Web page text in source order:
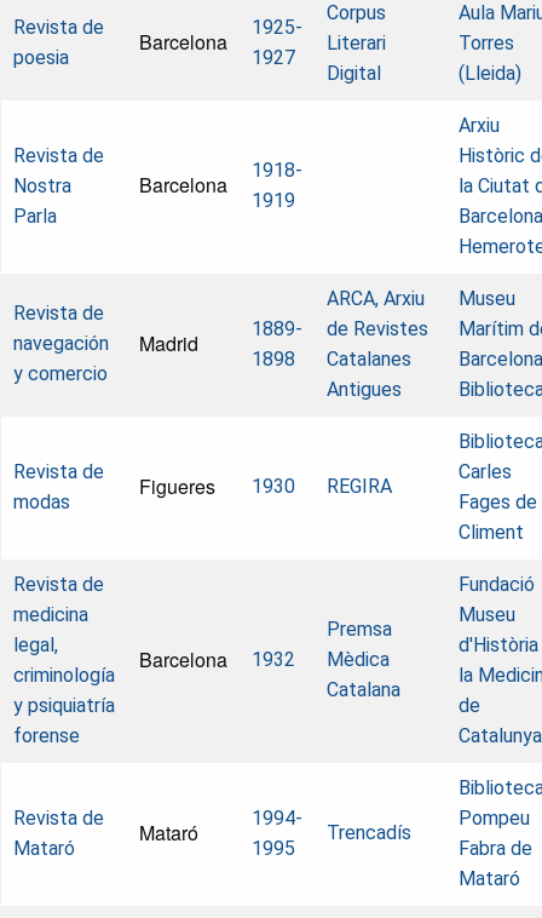
Revista de
poesia
Barcelona
1925-
1927
Corpus
Literari
Digital
Aula
Torres
(Lleida)
Revista de
Nostra
Parla
Barcelona
1918-
1919
Arxiu
Històric
la Ciutat
Revista de
navegación
y comercio
Madrid
1889-
1898
ARCA, Arxiu
de Revistes
Catalanes
Antigues
Museu
Marítim
Revista de
modas
Figueres 1930 REGIRA
Carles
Fages de
Climent
Revista de
medicina
legal,
criminología
y psiquiatría
forense
Barcelona 1932
Premsa
Mèdica
Catalana
Fundació
Museu
la
de
Catalunya
Revista de
Mataró
Mataró
1994-
1995
Trencadís
Pompeu
Fabra de
Mataró